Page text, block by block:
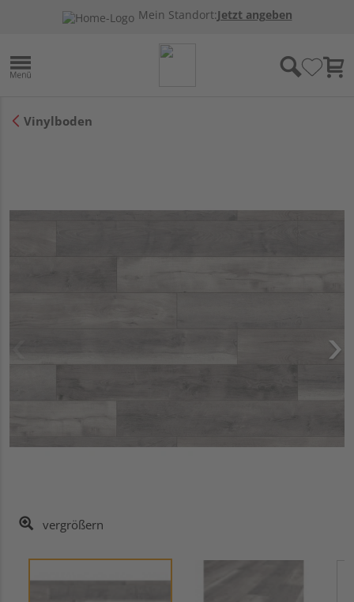
Mein Standort:Jetzt angeben
Vinylboden
vergrößern